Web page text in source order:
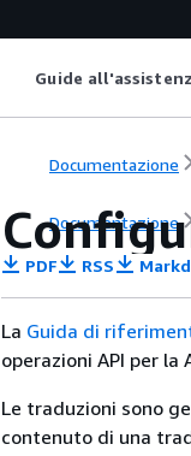
Guide
Documentazione
Documentazione
PDF RSS
La Guida di
operazioni API per la
Le traduzioni sono
contenuto di una